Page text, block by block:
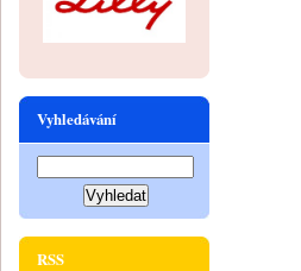
Vyhledávání
RSS